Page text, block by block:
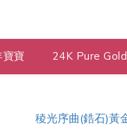
寶寶 24K Pure Gold